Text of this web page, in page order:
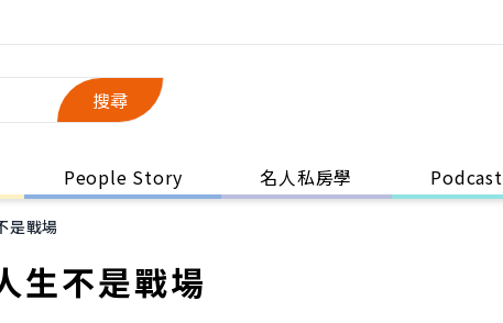
搜尋
People Story 名人私房學 Podcast
是戰場
生不是戰場